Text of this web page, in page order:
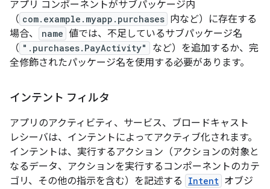
アプリ コンポーネントがサブパッケージ内
（ com.example.myapp.purchases 内など）に存在する
場合、
name 値では、不足しているサブパッケージ名
（ ".purchases.PayActivity"
など）を追加するか、完
全修飾されたパッケージ名を使用する必要があります。
インテント フィルタ
アプリのアクティビティ、サービス、ブロードキャスト
レシーバは、インテント によってアクティブ化されます。
インテントは、実行するアクション（アクションの対象と
なるデータ、アクションを実行するコンポーネントのカテ
ゴリ、その他の指示を含む）を記述する
Intent オブジ